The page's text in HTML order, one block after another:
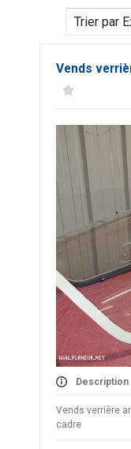
Vends
Description
Vends verrière
cadre